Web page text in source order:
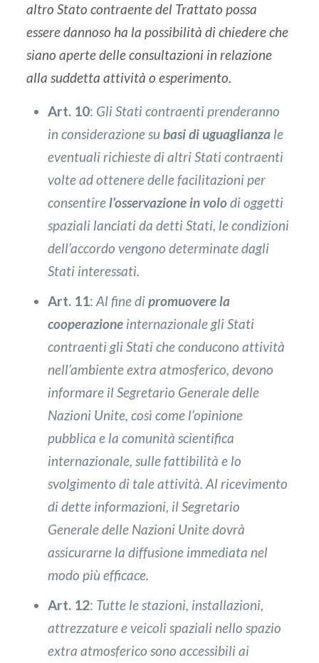
altro Stato contraente del Trattato possa
essere dannoso ha la possibilità di chiedere che
siano aperte delle consultazioni in relazione
alla suddetta attività o esperimento.
Art. 10: Gli Stati contraenti prenderanno
in considerazione subasi di uguaglianzale
eventuali richieste di altri Stati contraenti
volte ad ottenere delle facilitazioni per
consentirel’osservazione in volodi oggetti
spaziali lanciati da detti Stati, le condizioni
dell’accordo vengono determinate dagli
Stati interessati.
Art. 11: Al fine dipromuovere la
cooperazioneinternazionale gli Stati
contraenti gli Stati che conducono attività
nell’ambiente extra atmosferico, devono
informare il Segretario Generale delle
Nazioni Unite, così come l’opinione
pubblica e la comunità scientifica
internazionale, sulle fattibilità e lo
svolgimento di tale attività. Al ricevimento
di dette informazioni, il Segretario
Generale delle Nazioni Unite dovrà
assicurarne la diffusione immediata nel
modo più efficace.
Art. 12: Tutte le stazioni, installazioni,
attrezzature e veicoli spaziali nello spazio
extra atmosferico sono accessibili ai